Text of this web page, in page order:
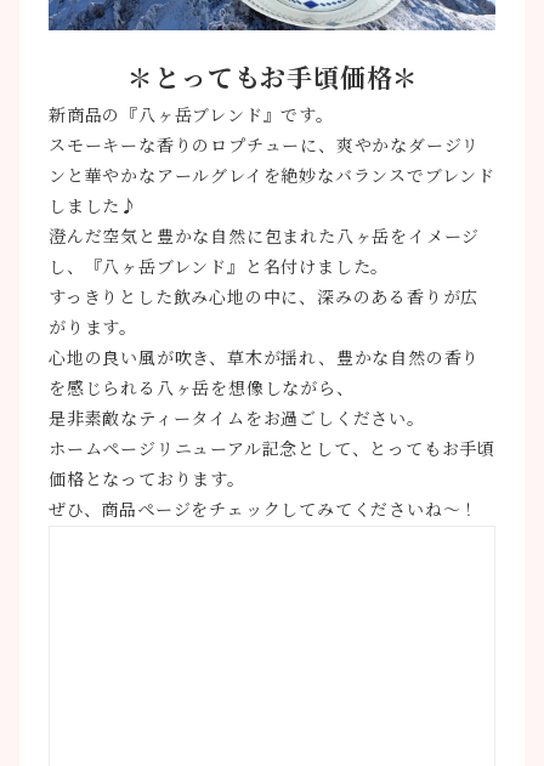
＊ とってもお手頃価格＊
新商品の『八ヶ岳ブレンド』です。
スモーキーな香りのロプチューに、爽やかなダージリ
ンと華やかなアールグレイを絶妙なバランスでブレンド
しました♪
澄んだ空気と豊かな自然に包まれた八ヶ岳をイメージ
し、『八ヶ岳ブレンド』と名付けました。
すっきりとした飲み心地の中に、深みのある香りが広
がります。
心地の良い風が吹き、草木が揺れ、豊かな自然の香り
を感じられる八ヶ岳を想像しながら、
是非素敵なティータイムをお過ごしください。
ホームページリニューアル記念として、とってもお手頃
価格となっております。
ぜひ、商品ページをチェックしてみてくださいね〜！